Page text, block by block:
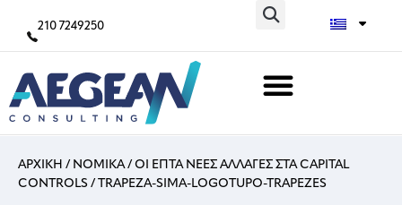
210 7249250
ΑΡΧΙΚΗ / ΝΟΜΙΚΑ/ ΟΙ ΕΠΤΑ ΝΕΕΣ ΑΛΛΑΓΕΣ ΣΤΑ CAPITAL
CONTROLS / TRAPEZA-SIMA-LOGOTUPO-TRAPEZES